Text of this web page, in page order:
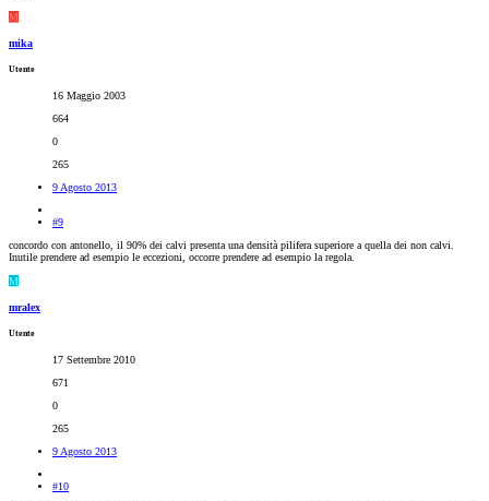
M
mika
Utente
16 Maggio 2003
664
0
265
9 Agosto 2013
#9
concordo con antonello, il 90% dei calvi presenta una densità pilifera superiore a quella dei non calvi.
Inutile prendere ad esempio le eccezioni, occorre prendere ad esempio la regola.
M
mralex
Utente
17 Settembre 2010
671
0
265
9 Agosto 2013
#10